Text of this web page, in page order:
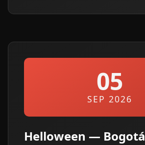
05
SEP 2026
Helloween — Bogotá